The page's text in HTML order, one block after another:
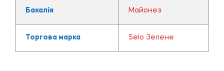
Бакалія Майонез
Торгова марка Selo Зелене